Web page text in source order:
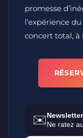
promesse
l’expérience
concert total, à
✉️Ne ratez